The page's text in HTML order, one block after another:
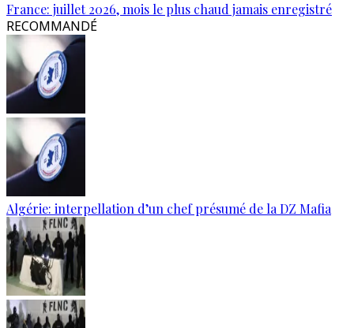
France: juillet 2026, mois le plus chaud jamais enregistré
RECOMMANDÉ
Algérie: interpellation d’un chef présumé de la DZ Mafia